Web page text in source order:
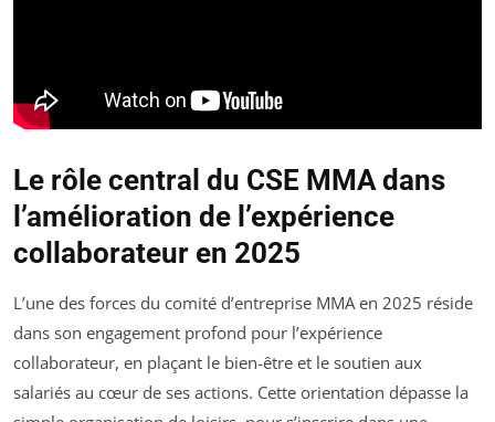
Le rôle central du CSE MMA dans
l’amélioration de l’expérience
collaborateur en 2025
L’une des forces du comité d’entreprise MMA en 2025 réside
dans son engagement profond pour l’expérience
collaborateur, en plaçant le bien-être et le soutien aux
salariés au cœur de ses actions. Cette orientation dépasse la